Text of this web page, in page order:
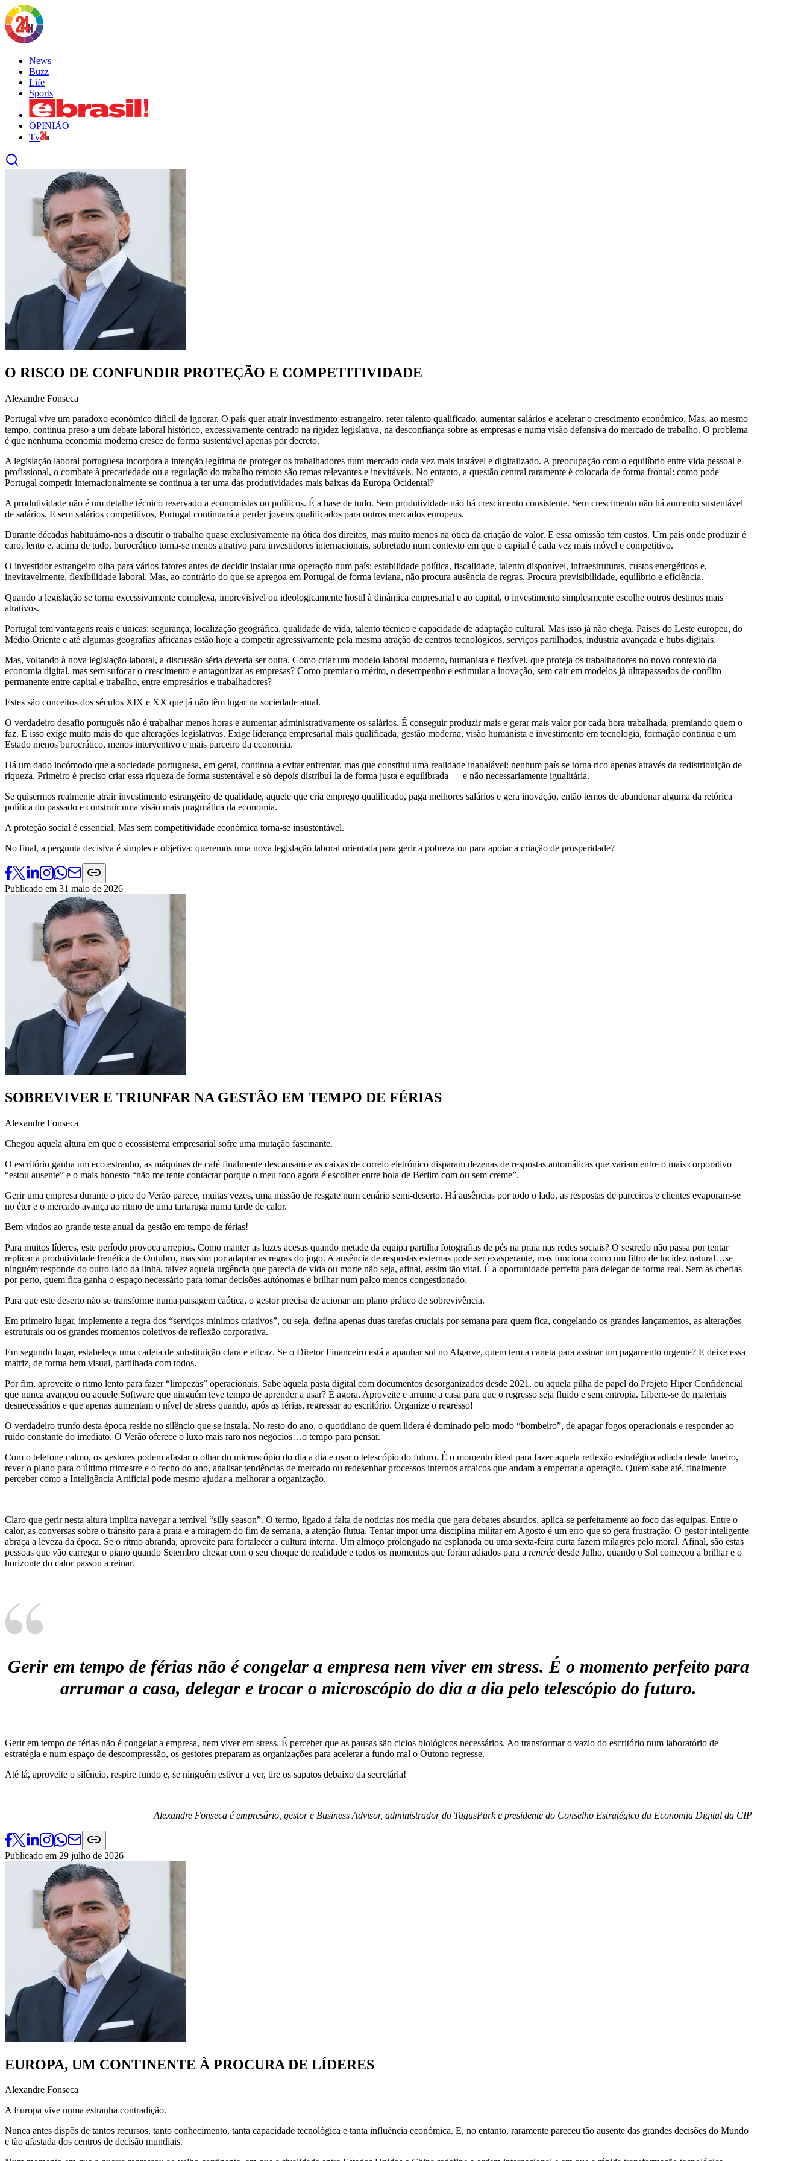
News
Buzz
Life
Sports
OPINIÃO
Tv
O RISCO DE CONFUNDIR PROTEÇÃO E COMPETITIVIDADE
Alexandre Fonseca
Portugal vive um paradoxo económico difícil de ignorar. O país quer atrair investimento estrangeiro, reter talento qualificado, aumentar salários e acelerar o crescimento económico. Mas, ao mesmo
tempo, continua preso a um debate laboral histórico, excessivamente centrado na rigidez legislativa, na desconfiança sobre as empresas e numa visão defensiva do mercado de trabalho. O problema
é que nenhuma economia moderna cresce de forma sustentável apenas por decreto.
A legislação laboral portuguesa incorpora a intenção legítima de proteger os trabalhadores num mercado cada vez mais instável e digitalizado. A preocupação com o equilíbrio entre vida pessoal e
profissional, o combate à precariedade ou a regulação do trabalho remoto são temas relevantes e inevitáveis. No entanto, a questão central raramente é colocada de forma frontal: como pode
Portugal competir internacionalmente se continua a ter uma das produtividades mais baixas da Europa Ocidental?
A produtividade não é um detalhe técnico reservado a economistas ou políticos. É a base de tudo. Sem produtividade não há crescimento consistente. Sem crescimento não há aumento sustentável
de salários. E sem salários competitivos, Portugal continuará a perder jovens qualificados para outros mercados europeus.
Durante décadas habituámo-nos a discutir o trabalho quase exclusivamente na ótica dos direitos, mas muito menos na ótica da criação de valor. E essa omissão tem custos. Um país onde produzir é
caro, lento e, acima de tudo, burocrático torna-se menos atrativo para investidores internacionais, sobretudo num contexto em que o capital é cada vez mais móvel e competitivo.
O investidor estrangeiro olha para vários fatores antes de decidir instalar uma operação num país: estabilidade política, fiscalidade, talento disponível, infraestruturas, custos energéticos e,
inevitavelmente, flexibilidade laboral. Mas, ao contrário do que se apregoa em Portugal de forma leviana, não procura ausência de regras. Procura previsibilidade, equilíbrio e eficiência.
Quando a legislação se torna excessivamente complexa, imprevisível ou ideologicamente hostil à dinâmica empresarial e ao capital, o investimento simplesmente escolhe outros destinos mais
atrativos.
Portugal tem vantagens reais e únicas: segurança, localização geográfica, qualidade de vida, talento técnico e capacidade de adaptação cultural. Mas isso já não chega. Países do Leste europeu, do
Médio Oriente e até algumas geografias africanas estão hoje a competir agressivamente pela mesma atração de centros tecnológicos, serviços partilhados, indústria avançada e hubs digitais.
Mas, voltando à nova legislação laboral, a discussão séria deveria ser outra. Como criar um modelo laboral moderno, humanista e flexível, que proteja os trabalhadores no novo contexto da
economia digital, mas sem sufocar o crescimento e antagonizar as empresas? Como premiar o mérito, o desempenho e estimular a inovação, sem cair em modelos já ultrapassados de conflito
permanente entre capital e trabalho, entre empresários e trabalhadores?
Estes são conceitos dos séculos XIX e XX que já não têm lugar na sociedade atual.
O verdadeiro desafio português não é trabalhar menos horas e aumentar administrativamente os salários. É conseguir produzir mais e gerar mais valor por cada hora trabalhada, premiando quem o
faz. E isso exige muito mais do que alterações legislativas. Exige liderança empresarial mais qualificada, gestão moderna, visão humanista e investimento em tecnologia, formação contínua e um
Estado menos burocrático, menos interventivo e mais parceiro da economia.
Há um dado incómodo que a sociedade portuguesa, em geral, continua a evitar enfrentar, mas que constitui uma realidade inabalável: nenhum país se torna rico apenas através da redistribuição de
riqueza. Primeiro é preciso criar essa riqueza de forma sustentável e só depois distribuí-la de forma justa e equilibrada — e não necessariamente igualitária.
Se quisermos realmente atrair investimento estrangeiro de qualidade, aquele que cria emprego qualificado, paga melhores salários e gera inovação, então temos de abandonar alguma da retórica
política do passado e construir uma visão mais pragmática da economia.
A proteção social é essencial. Mas sem competitividade económica torna-se insustentável.
No final, a pergunta decisiva é simples e objetiva: queremos uma nova legislação laboral orientada para gerir a pobreza ou para apoiar a criação de prosperidade?
Publicado em 31 maio de 2026
SOBREVIVER E TRIUNFAR NA GESTÃO EM TEMPO DE FÉRIAS
Alexandre Fonseca
Chegou aquela altura em que o ecossistema empresarial sofre uma mutação fascinante.
O escritório ganha um eco estranho, as máquinas de café finalmente descansam e as caixas de correio eletrónico disparam dezenas de respostas automáticas que variam entre o mais corporativo
“estou ausente” e o mais honesto “não me tente contactar porque o meu foco agora é escolher entre bola de Berlim com ou sem creme”.
Gerir uma empresa durante o pico do Verão parece, muitas vezes, uma missão de resgate num cenário semi-deserto. Há ausências por todo o lado, as respostas de parceiros e clientes evaporam-se
no éter e o mercado avança ao ritmo de uma tartaruga numa tarde de calor.
Bem-vindos ao grande teste anual da gestão em tempo de férias!
Para muitos líderes, este período provoca arrepios. Como manter as luzes acesas quando metade da equipa partilha fotografias de pés na praia nas redes sociais? O segredo não passa por tentar
replicar a produtividade frenética de Outubro, mas sim por adaptar as regras do jogo. A ausência de respostas externas pode ser exasperante, mas funciona como um filtro de lucidez natural…se
ninguém responde do outro lado da linha, talvez aquela urgência que parecia de vida ou morte não seja, afinal, assim tão vital. É a oportunidade perfeita para delegar de forma real. Sem as chefias
por perto, quem fica ganha o espaço necessário para tomar decisões autónomas e brilhar num palco menos congestionado.
Para que este deserto não se transforme numa paisagem caótica, o gestor precisa de acionar um plano prático de sobrevivência.
Em primeiro lugar, implemente a regra dos “serviços mínimos criativos”, ou seja, defina apenas duas tarefas cruciais por semana para quem fica, congelando os grandes lançamentos, as alterações
estruturais ou os grandes momentos coletivos de reflexão corporativa.
Em segundo lugar, estabeleça uma cadeia de substituição clara e eficaz. Se o Diretor Financeiro está a apanhar sol no Algarve, quem tem a caneta para assinar um pagamento urgente? E deixe essa
matriz, de forma bem visual, partilhada com todos.
Por fim, aproveite o ritmo lento para fazer “limpezas” operacionais. Sabe aquela pasta digital com documentos desorganizados desde 2021, ou aquela pilha de papel do Projeto Hiper Confidencial
que nunca avançou ou aquele Software que ninguém teve tempo de aprender a usar? É agora. Aproveite e arrume a casa para que o regresso seja fluido e sem entropia. Liberte-se de materiais
desnecessários e que apenas aumentam o nível de stress quando, após as férias, regressar ao escritório. Organize o regresso!
O verdadeiro trunfo desta época reside no silêncio que se instala. No resto do ano, o quotidiano de quem lidera é dominado pelo modo “bombeiro”, de apagar fogos operacionais e responder ao
ruído constante do imediato. O Verão oferece o luxo mais raro nos negócios…o tempo para pensar.
Com o telefone calmo, os gestores podem afastar o olhar do microscópio do dia a dia e usar o telescópio do futuro. É o momento ideal para fazer aquela reflexão estratégica adiada desde Janeiro,
rever o plano para o último trimestre e o fecho do ano, analisar tendências de mercado ou redesenhar processos internos arcaicos que andam a emperrar a operação. Quem sabe até, finalmente
perceber como a Inteligência Artificial pode mesmo ajudar a melhorar a organização.
Claro que gerir nesta altura implica navegar a temível “silly season”. O termo, ligado à falta de notícias nos media que gera debates absurdos, aplica-se perfeitamente ao foco das equipas. Entre o
calor, as conversas sobre o trânsito para a praia e a miragem do fim de semana, a atenção flutua. Tentar impor uma disciplina militar em Agosto é um erro que só gera frustração. O gestor inteligente
abraça a leveza da época. Se o ritmo abranda, aproveite para fortalecer a cultura interna. Um almoço prolongado na esplanada ou uma sexta-feira curta fazem milagres pelo moral. Afinal, são estas
pessoas que vão carregar o piano quando Setembro chegar com o seu choque de realidade e todos os momentos que foram adiados para a rentrée desde Julho, quando o Sol começou a brilhar e o
horizonte do calor passou a reinar.
Gerir em tempo de férias não é congelar a empresa nem viver em stress. É o momento perfeito para
arrumar a casa, delegar e trocar o microscópio do dia a dia pelo telescópio do futuro.
Gerir em tempo de férias não é congelar a empresa, nem viver em stress. É perceber que as pausas são ciclos biológicos necessários. Ao transformar o vazio do escritório num laboratório de
estratégia e num espaço de descompressão, os gestores preparam as organizações para acelerar a fundo mal o Outono regresse.
Até lá, aproveite o silêncio, respire fundo e, se ninguém estiver a ver, tire os sapatos debaixo da secretária!
Alexandre Fonseca é empresário, gestor e Business Advisor, administrador do TagusPark e presidente do Conselho Estratégico da Economia Digital da CIP
Publicado em 29 julho de 2026
EUROPA, UM CONTINENTE À PROCURA DE LÍDERES
Alexandre Fonseca
A Europa vive numa estranha contradição.
Nunca antes dispôs de tantos recursos, tanto conhecimento, tanta capacidade tecnológica e tanta influência económica. E, no entanto, raramente pareceu tão ausente das grandes decisões do Mundo
e tão afastada dos centros de decisão mundiais.